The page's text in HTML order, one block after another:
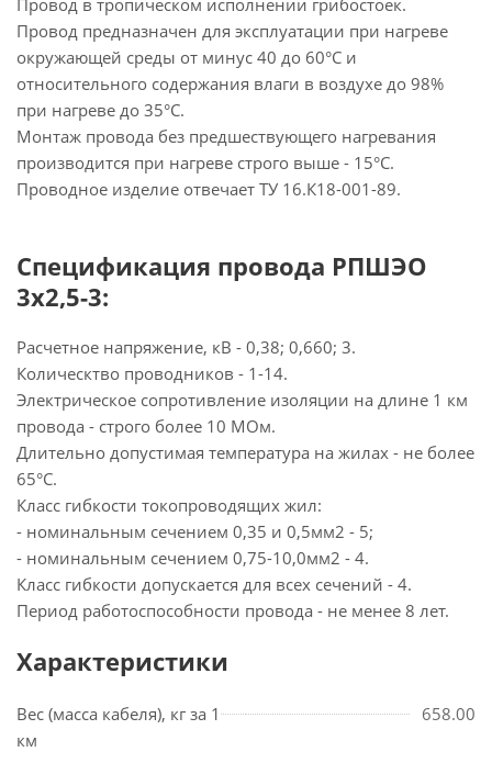
Провод в тропическом исполнении грибостоек.
Провод предназначен для эксплуатации при нагреве
окружающей среды от минус 40 до 60°С и
относительного содержания влаги в воздухе до 98%
при нагреве до 35°С.
Монтаж провода без предшествующего нагревания
производится при нагреве строго выше - 15°С.
Проводное изделие отвечает ТУ 16.К18-001-89.
Спецификация провода РПШЭО
3х2,5-3:
Расчетное напряжение, кВ - 0,38; 0,660; 3.
Колическтво проводников - 1-14.
Электрическое сопротивление изоляции на длине 1 км
провода - строго более 10 МОм.
Длительно допустимая температура на жилах - не более
65°С.
Класс гибкости токопроводящих жил:
- номинальным сечением 0,35 и 0,5мм2 - 5;
- номинальным сечением 0,75-10,0мм2 - 4.
Класс гибкости допускается для всех сечений - 4.
Период работоспособности провода - не менее 8 лет.
Характеристики
Вес (масса кабеля), кг за 1
км
658.00